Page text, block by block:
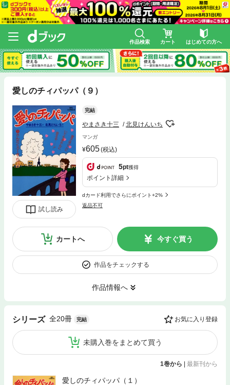
作品検索 カート はじめての方へ
愛しのチィパッパ（９）
試し読み
完結
やまさき十三 北見けんいち
マンガ
605(税込)
5pt獲得
ポイント詳細
dカード利用でさらにポイント+2%
返品不可
カートへ 今すぐ買う
作品をチェックする
作品情報へ
シリーズ 全20冊 完結 お気に入り登録
未購入巻をまとめて買う
1巻から | 最新刊から
愛しのチィパッパ（１）